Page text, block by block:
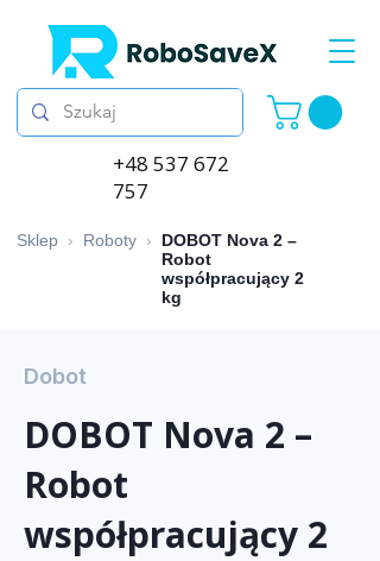
+48 537 672
757
Sklep › Roboty ›
DOBOT Nova 2 –
Robot
współpracujący 2
kg
Dobot
DOBOT Nova 2 –
Robot
współpracujący 2